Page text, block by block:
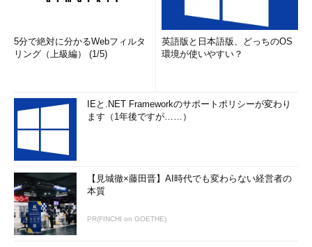
5分で絶対に分かるWebフィルタ
リング（上級編） (1/5)
英語版と日本語版、どっちのOS
環境が使いやすい？
IEと.NET Frameworkのサポートポリシーが変わり
ます（1年後ですが……）
【見城徹×藤田晋】AI時代でも変わらない経営者の
本質
PR(FINCHI on GOETHE)